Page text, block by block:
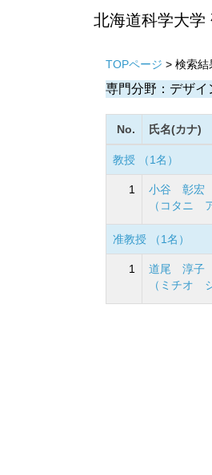
北海道科学大学
TOPページ > 検索結
専門分野：デザイ
No. 氏名(カナ)
教授 （1名）
1
小谷 彰宏
（コタニ
准教授 （1名）
1
道尾 淳子
（ミチオ